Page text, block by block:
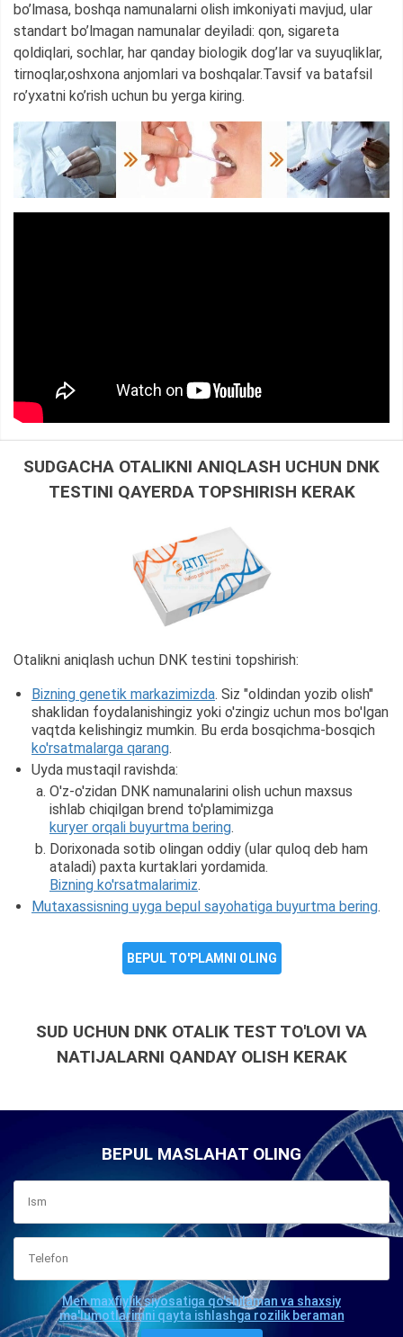
bo’lmasa, boshqa namunalarni olish imkoniyati mavjud, ular
standart bo’lmagan namunalar deyiladi: qon, sigareta
qoldiqlari, sochlar, har qanday biologik dog’lar va suyuqliklar,
tirnoqlar,oshxona anjomlari va boshqalar.Tavsif va batafsil
ro’yxatni ko’rish uchun bu yerga kiring.
SUDGACHA OTALIKNI ANIQLASH UCHUN DNK
TESTINI QAYERDA TOPSHIRISH KERAK
Otalikni aniqlash uchun DNK testini topshirish:
Bizning genetik markazimizda. Siz "oldindan yozib olish"
shaklidan foydalanishingiz yoki o'zingiz uchun mos bo'lgan
vaqtda kelishingiz mumkin. Bu erda bosqichma-bosqich
ko'rsatmalarga qarang.
Uyda mustaqil ravishda:
O'z-o'zidan DNK namunalarini olish uchun maxsus
ishlab chiqilgan brend to'plamimizga
kuryer orqali buyurtma bering.
Dorixonada sotib olingan oddiy (ular quloq deb ham
ataladi) paxta kurtaklari yordamida.
Bizning ko'rsatmalarimiz.
Mutaxassisning uyga bepul sayohatiga buyurtma bering.
BEPUL TO'PLAMNI OLING
SUD UCHUN DNK OTALIK TEST TO'LOVI VA
NATIJALARNI QANDAY OLISH KERAK
BEPUL MASLAHAT OLING
Men maxfiylik siyosatiga qo'shilaman va shaxsiy
ma'lumotlarimni qayta ishlashga rozilik beraman